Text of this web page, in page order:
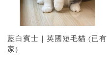
藍白賓士｜英國短毛貓 (已有
家)